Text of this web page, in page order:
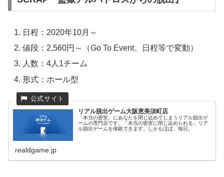
日程：2020年10月～
値段：2,560円～（Go To Event、日程等で変動）
人数：4人1チーム
形式：ホール型
リアル脱出ゲーム大阪恵美須町店
「本当の密室」にあなたを閉じ込めてしまうリアル脱出ゲ
ームの専門店です。「本当の密室に閉じ込められる」リア
ル脱出ゲームを体験できます。しかもほぼ、毎日。
realdgame.jp